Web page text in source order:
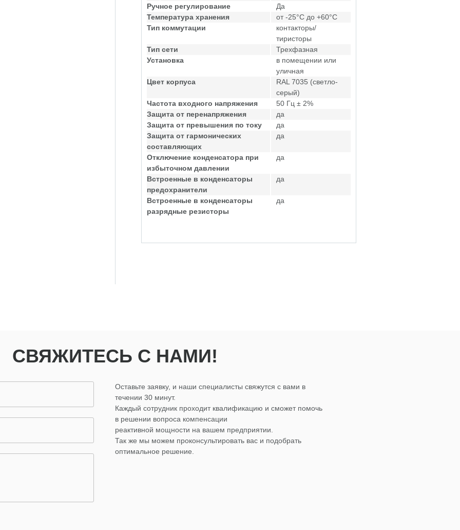
Ручное регулирование
Да
Температура хранения
от -25°C до +60°C
Тип коммутации
контакторы/
тиристоры
Тип сети
Трехфазная
Установка
в помещении или
уличная
Цвет корпуса
RAL 7035 (светло-
серый)
Частота входного напряжения
50 Гц ± 2%
Защита от перенапряжения
да
Защита от превышения по току
да
Защита от гармонических
составляющих
да
Отключение конденсатора при
избыточном давлении
да
Встроенные в конденсаторы
предохранители
да
Встроенные в конденсаторы
разрядные резисторы
да
СВЯЖИТЕСЬ С НАМИ!
Оставьте заявку, и наши специалисты свяжутся с вами в
течении 30 минут.
Каждый сотрудник проходит квалификацию и сможет помочь
в решении вопроса компенсации
реактивной мощности на вашем предприятии.
Так же мы можем проконсультировать вас и подобрать
оптимальное решение.